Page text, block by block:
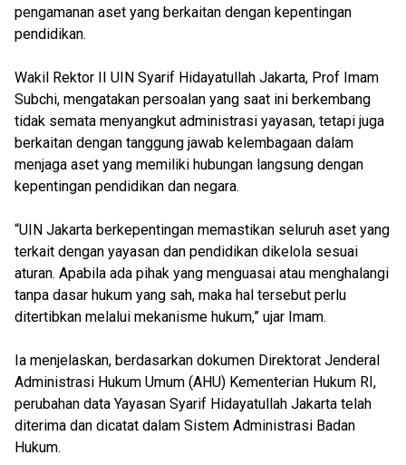
pengamanan aset yang berkaitan dengan kepentingan
pendidikan.
Wakil Rektor II UIN Syarif Hidayatullah Jakarta, Prof Imam
Subchi, mengatakan persoalan yang saat ini berkembang
tidak semata menyangkut administrasi yayasan, tetapi juga
berkaitan dengan tanggung jawab kelembagaan dalam
menjaga aset yang memiliki hubungan langsung dengan
kepentingan pendidikan dan negara.
“UIN Jakarta berkepentingan memastikan seluruh aset yang
terkait dengan yayasan dan pendidikan dikelola sesuai
aturan. Apabila ada pihak yang menguasai atau menghalangi
tanpa dasar hukum yang sah, maka hal tersebut perlu
ditertibkan melalui mekanisme hukum,” ujar Imam.
Ia menjelaskan, berdasarkan dokumen Direktorat Jenderal
Administrasi Hukum Umum (AHU) Kementerian Hukum RI,
perubahan data Yayasan Syarif Hidayatullah Jakarta telah
diterima dan dicatat dalam Sistem Administrasi Badan
Hukum.